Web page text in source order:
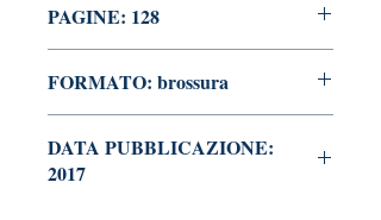
PAGINE: 128
FORMATO: brossura
DATA PUBBLICAZIONE:
2017